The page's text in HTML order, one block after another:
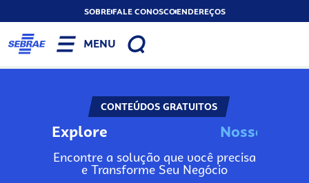
SOBREFALE CONOSCOENDEREÇOS
MENU
CONTEÚDOS GRATUITOS
Explore Nos
Encontre a solução que você precisa
e Transforme Seu Negócio